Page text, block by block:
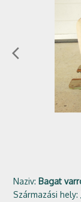
arrow_back_ios
Naziv: Bagat
Származási hely: